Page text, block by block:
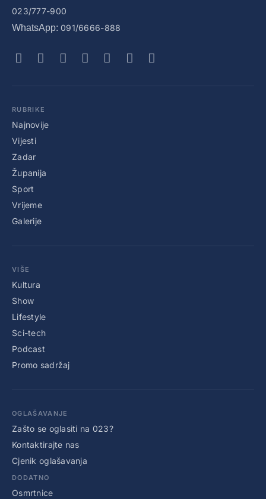
023/777-900
WhatsApp: 091/6666-888
RUBRIKE
Najnovije
Vijesti
Zadar
Županija
Sport
Vrijeme
Galerije
VIŠE
Kultura
Show
Lifestyle
Sci-tech
Podcast
Promo sadržaj
OGLAŠAVANJE
Zašto se oglasiti na 023?
Kontaktirajte nas
Cjenik oglašavanja
DODATNO
Osmrtnice